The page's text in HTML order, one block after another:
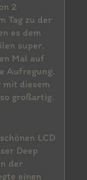
2
Tag zu der
es dem
super.
Mal auf
Aufregung.
mit diesem
großartig.
LCD
Deep
der
einen